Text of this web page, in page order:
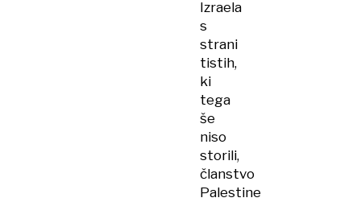
Izraela
s
strani
tistih,
ki
tega
še
niso
storili,
članstvo
Palestine